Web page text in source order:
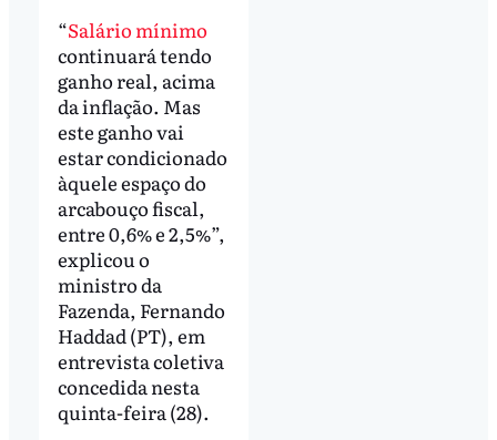
“Salário mínimo
continuará tendo
ganho real, acima
da inflação. Mas
este ganho vai
estar condicionado
àquele espaço do
arcabouço fiscal,
entre 0,6% e 2,5%”,
explicou o
ministro da
Fazenda, Fernando
Haddad (PT), em
entrevista coletiva
concedida nesta
quinta-feira (28).